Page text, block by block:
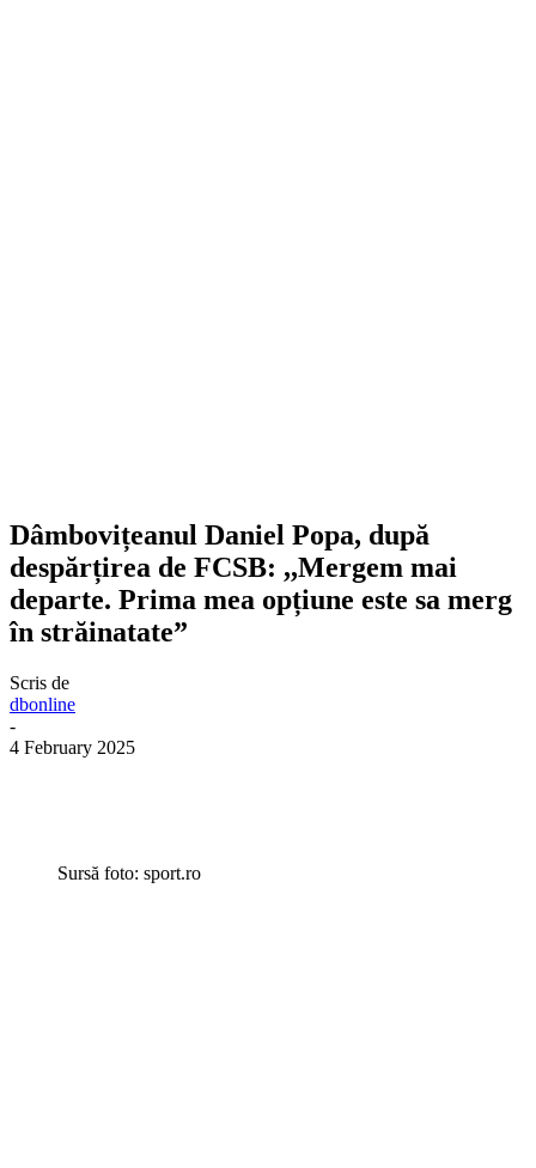
Dâmbovițeanul Daniel Popa, după
despărțirea de FCSB: ,,Mergem mai
departe. Prima mea opțiune este sa merg
în străinatate”
Scris de
dbonline
-
4 February 2025
Sursă foto: sport.ro